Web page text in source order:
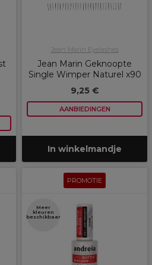
Jean Marin Eyelashes
Jean Marin Geknoopte
Single Wimper Naturel x90
9,25 €
AANBIEDINGEN
In winkelmandje
PROMOTIE
Meer
kleuren
beschikbaar